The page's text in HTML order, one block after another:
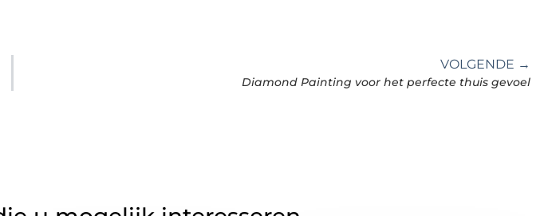
VOLGENDE →
Diamond Painting voor het perfecte thuis gevoel